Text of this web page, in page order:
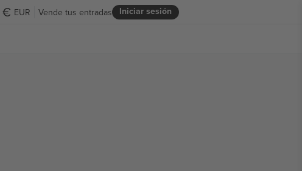
EUR Iniciar sesión
Vende tus entradas